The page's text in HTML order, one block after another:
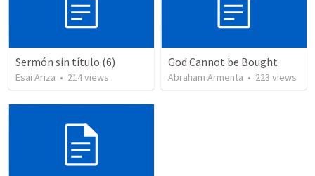
Sermón sin título (6)
Esai Ariza • 214views
God Cannot be Bought
Abraham Armenta • 223 views